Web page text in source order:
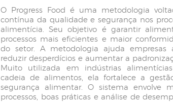
O Progress Food é uma metodologia
contínua da qualidade e segurança nos
alimentícia. Seu objetivo é garantir
processos mais eficientes e maior
do setor. A metodologia ajuda empresas
reduzir desperdícios e aumentar a
Muito utilizada em indústrias
cadeia de alimentos, ela fortalece a
segurança alimentar. O sistema envolve
processos, boas práticas e análise de